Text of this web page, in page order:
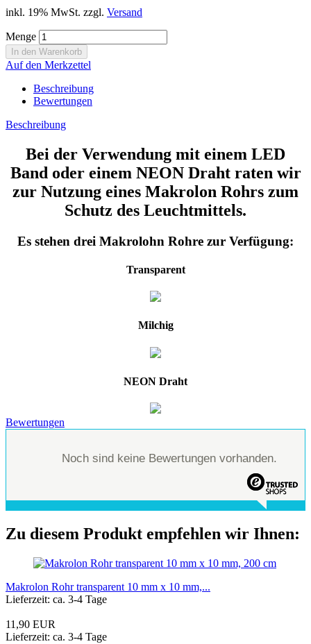
inkl. 19% MwSt. zzgl. Versand
Menge
Auf den Merkzettel
Beschreibung
Bewertungen
Beschreibung
Bei der Verwendung mit einem LED
Band oder einem NEON Draht raten wir
zur Nutzung eines Makrolon Rohrs zum
Schutz des Leuchtmittels.
Es stehen drei Makrolohn Rohre zur Verfügung:
Transparent
Milchig
NEON Draht
Bewertungen
Noch sind keine Bewertungen vorhanden.
Zu diesem Produkt empfehlen wir Ihnen:
Makrolon Rohr transparent 10 mm x 10 mm,...
Lieferzeit: ca. 3-4 Tage
11,90 EUR
Lieferzeit: ca. 3-4 Tage